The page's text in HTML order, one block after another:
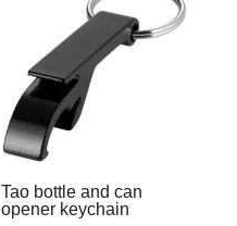
Tao bottle and can
opener keychain